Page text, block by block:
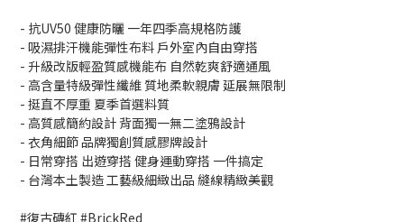
- 抗UV50 健康防曬 一年四季高規格防護
- 吸濕排汗機能彈性布料 戶外室內自由穿搭
- 升級改版輕盈質感機能布 自然乾爽舒適通風
- 高含量特級彈性纖維 質地柔軟親膚 延展無限制
- 挺直不厚重 夏季首選料質
- 高質感簡約設計 背面獨一無二塗鴉設計
- 衣角細節 品牌獨創質感膠牌設計
- 日常穿搭 出遊穿搭 健身運動穿搭 一件搞定
- 台灣本土製造 工藝級細緻出品 縫線精緻美觀
#復古磚紅 #BrickRed